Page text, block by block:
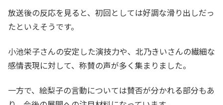
放送後の反応を見ると、初回としては好調な滑り出しだっ
たといえそうです。
小池栄子さんの安定した演技力や、北乃きいさんの繊細な
感情表現に対して、称賛の声が多く集まりました。
一方で、絵梨子の言動については賛否が分かれる部分もあ